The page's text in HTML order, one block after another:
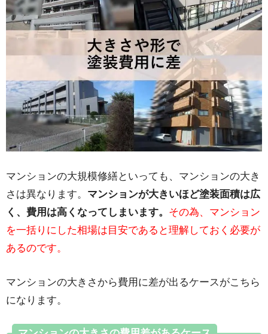
マンションの大規模修繕といっても、マンションの大き
さは異なります。 マンションが大きいほど塗装面積は広
く、費用は高くなってしまいます。 その為、マンション
を一括りにした相場は目安であると理解しておく必要が
あるのです。
マンションの大きさから費用に差が出るケースがこちら
になります。